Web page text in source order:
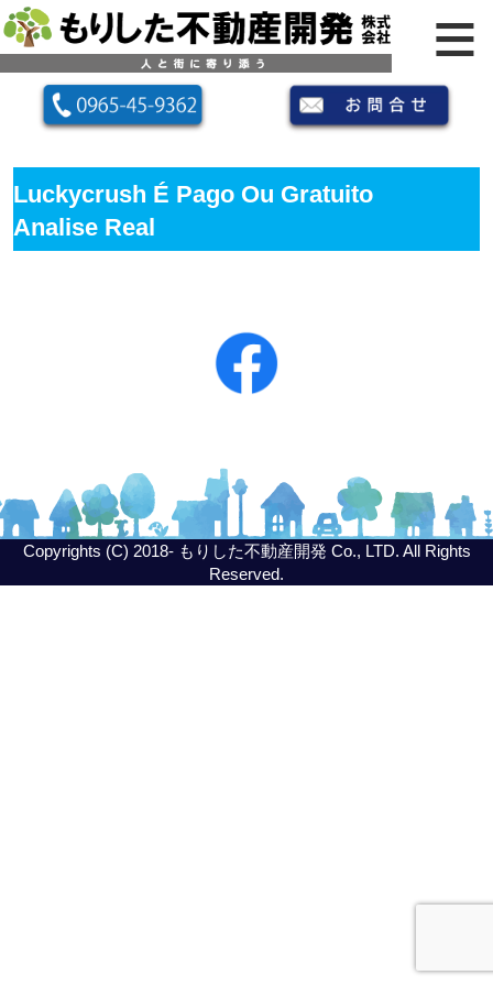
Luckycrush É Pago Ou Gratuito
Analise Real
Copyrights (C) 2018- もりした不動産開発 Co., LTD. All Rights
Reserved.